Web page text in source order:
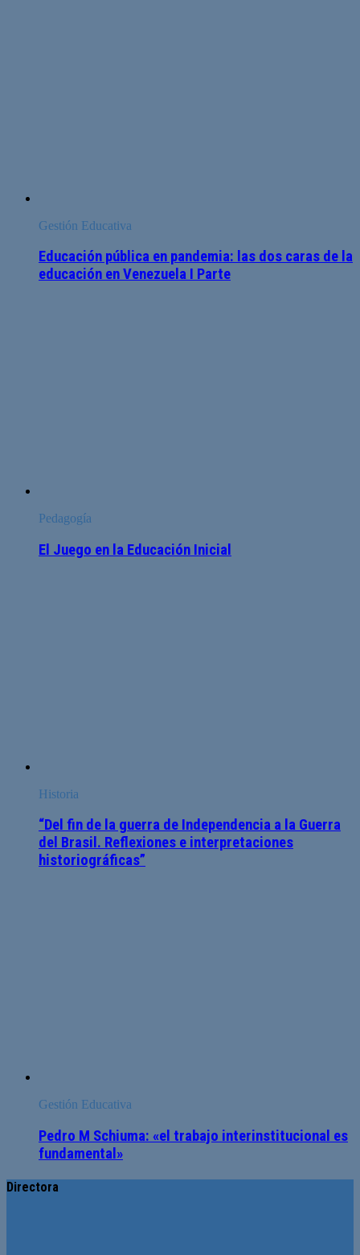
Gestión Educativa
Educación pública en pandemia: las dos caras de la
educación en Venezuela I Parte
Pedagogía
El Juego en la Educación Inicial
Historia
“Del fin de la guerra de Independencia a la Guerra
del Brasil. Reflexiones e interpretaciones
historiográficas”
Gestión Educativa
Pedro M Schiuma: «el trabajo interinstitucional es
fundamental»
Directora